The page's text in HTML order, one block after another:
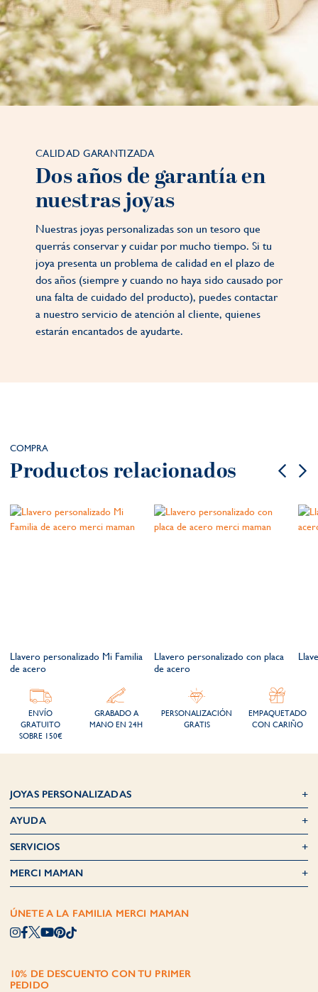
CALIDAD GARANTIZADA
Dos años de garantía en
nuestras joyas
Nuestras joyas personalizadas son un tesoro que
querrás conservar y cuidar por mucho tiempo. Si tu
joya presenta un problema de calidad en el plazo de
dos años (siempre y cuando no haya sido causado por
una falta de cuidado del producto), puedes contactar
a nuestro servicio de atención al cliente, quienes
estarán encantados de ayudarte.
COMPRA
Productos relacionados
Llavero personalizado Mi Familia
de acero
Llavero personalizado con placa
de acero
ENVÍO
GRATUITO
SOBRE 150€
GRABADO A
MANO EN 24H
PERSONALIZACIÓN
GRATIS
EMPAQUETADO
CON CARIÑO
JOYAS PERSONALIZADAS
AYUDA
SERVICIOS
MERCI MAMAN
ÚNETE A LA FAMILIA MERCI MAMAN
10% DE DESCUENTO CON TU PRIMER
PEDIDO